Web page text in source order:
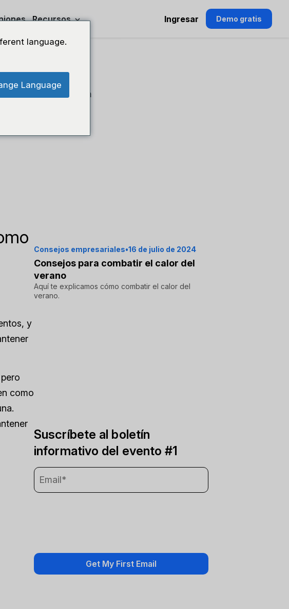
Recursos Ingresar Demo gratis
y
como
Compartir en
Consejos empresariales•16 de julio de 2024
Consejos para combatir el calor del
verano
Aquí te explicamos cómo combatir el calor del
verano.
Suscríbete al boletín
informativo del evento #1
language.
Language